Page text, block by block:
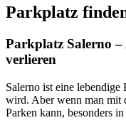
Parkplatz
Parkplatz Salerno
verlieren
Salerno ist eine lebendige
wird. Aber wenn man mit
Parken kann, besonders